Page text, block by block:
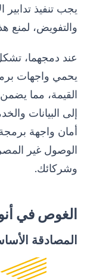
يجب تنفيذ تدابير
والتفويض، لمنع
عند دمجهما،
يحمي واجهات
القيمة، مما
إلى البيانات
أمان واجهة
الوصول غير
وشركائك.
الغوص في
المصادقة